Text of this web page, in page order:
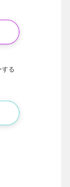
する